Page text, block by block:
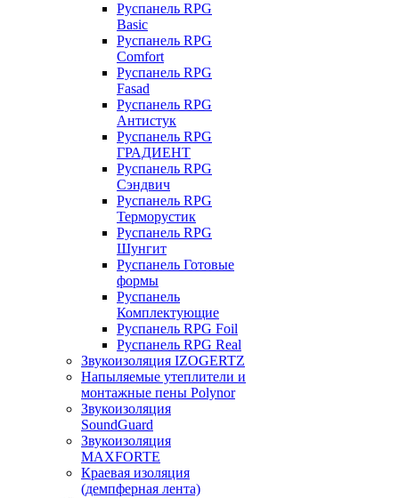
Руспанель RPG
Basic
Руспанель RPG
Comfort
Руспанель RPG
Fasad
Руспанель RPG
Антистук
Руспанель RPG
ГРАДИЕНТ
Руспанель RPG
Сэндвич
Руспанель RPG
Терморустик
Руспанель RPG
Шунгит
Руспанель Готовые
формы
Руспанель
Комплектующие
Руспанель RPG Foil
Руспанель RPG Real
Звукоизоляция IZOGERTZ
Напыляемые утеплители и
монтажные пены Polynor
Звукоизоляция
SoundGuard
Звукоизоляция
MAXFORTE
Краевая изоляция
(демпферная лента)